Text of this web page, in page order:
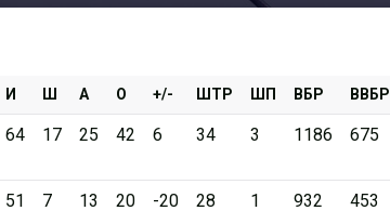
Сибирские Cнайперы
Спутник Ал
И Ш А О +/- ШТР ШП ВБР ВВБР
64 17 25 42 6 34 3 1186 675
51 7 13 20 -20 28 1 932 453